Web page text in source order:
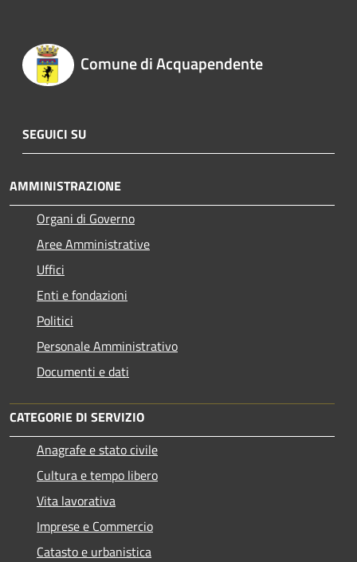
Comune di Acquapendente
SEGUICI SU
AMMINISTRAZIONE
Organi di Governo
Aree Amministrative
Uffici
Enti e fondazioni
Politici
Personale Amministrativo
Documenti e dati
CATEGORIE DI SERVIZIO
Anagrafe e stato civile
Cultura e tempo libero
Vita lavorativa
Imprese e Commercio
Catasto e urbanistica